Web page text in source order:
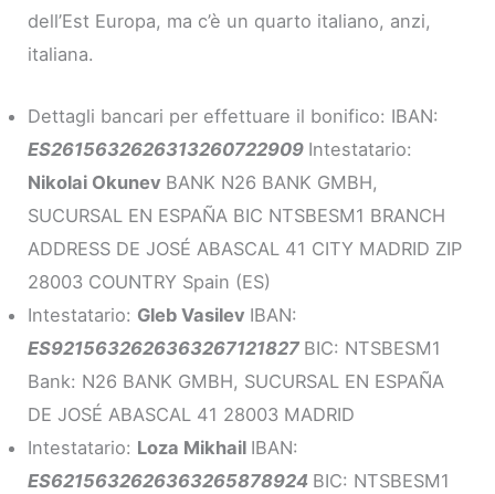
dell’Est Europa, ma c’è un quarto italiano, anzi,
italiana.
Dettagli bancari per effettuare il bonifico: IBAN:
ES2615632626313260722909 Intestatario:
Nikolai Okunev BANK N26 BANK GMBH,
SUCURSAL EN ESPAÑA BIC NTSBESM1 BRANCH
ADDRESS DE JOSÉ ABASCAL 41 CITY MADRID ZIP
28003 COUNTRY Spain (ES)
Intestatario: Gleb Vasilev IBAN:
ES9215632626363267121827 BIC: NTSBESM1
Bank: N26 BANK GMBH, SUCURSAL EN ESPAÑA
DE JOSÉ ABASCAL 41 28003 MADRID
Intestatario: Loza Mikhail IBAN:
ES6215632626363265878924 BIC: NTSBESM1